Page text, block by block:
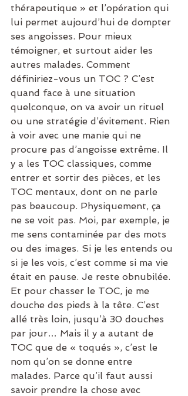
thérapeutique » et l’opération qui
lui permet aujourd’hui de dompter
ses angoisses. Pour mieux
témoigner, et surtout aider les
autres malades. Comment
définiriez-vous un TOC ? C’est
quand face à une situation
quelconque, on va avoir un rituel
ou une stratégie d’évitement. Rien
à voir avec une manie qui ne
procure pas d’angoisse extrême. Il
y a les TOC classiques, comme
entrer et sortir des pièces, et les
TOC mentaux, dont on ne parle
pas beaucoup. Physiquement, ça
ne se voit pas. Moi, par exemple, je
me sens contaminée par des mots
ou des images. Si je les entends ou
si je les vois, c’est comme si ma vie
était en pause. Je reste obnubilée.
Et pour chasser le TOC, je me
douche des pieds à la tête. C’est
allé très loin, jusqu’à 30 douches
par jour… Mais il y a autant de
TOC que de « toqués », c’est le
nom qu’on se donne entre
malades. Parce qu’il faut aussi
savoir prendre la chose avec